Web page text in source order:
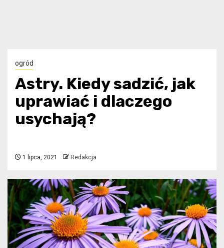
ogród
Astry. Kiedy sadzić, jak
uprawiać i dlaczego
usychają?
1 lipca, 2021 Redakcja